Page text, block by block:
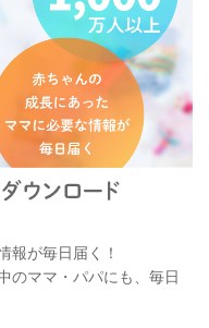
報が毎日届く！
のママ・パパにも、毎日